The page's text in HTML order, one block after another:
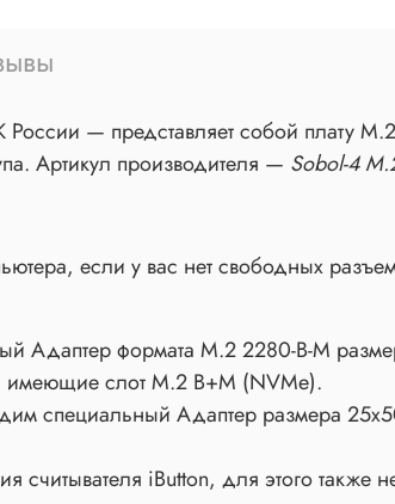
— представляет собой плату M.2
Артикул производителя — Sobol-4
если у вас нет свободных
Адаптер формата М.2 2280-B-M
слот M.2 B+M (NVMe).
специальный Адаптер размера
iButton, для этого также